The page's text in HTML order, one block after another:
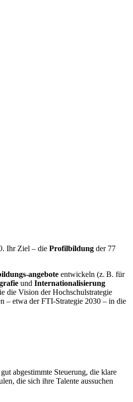
Ihr Ziel – die Profilbildung der 77
angebote entwickeln (z. B. für
und Internationalisierung
die Vision der Hochschulstrategie
– etwa der FTI-Strategie 2030 – in die
abgestimmte Steuerung, die klare
die sich ihre Talente aussuchen